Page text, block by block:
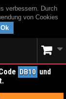
verbessern. Durch
von Cookies
Ok
DB10 und